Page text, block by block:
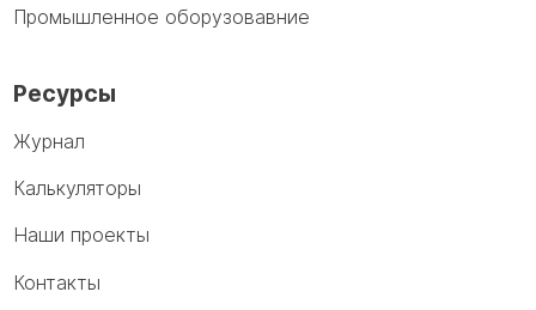
Промышленное оборузовавние
Ресурсы
Журнал
Калькуляторы
Наши проекты
Контакты